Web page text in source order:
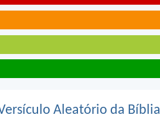
Aleatório da Bíblia